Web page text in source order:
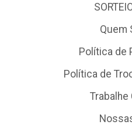
Quem
Política de
Política de